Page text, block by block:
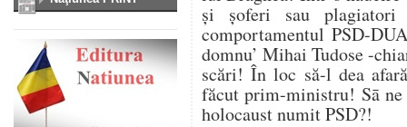
şi şoferi sau
comportamentul PSD-
domnu’ Mihai Tudose -
scări! În loc să-l dea
făcut prim-ministru! Sā ne
holocaust numit PSD?!